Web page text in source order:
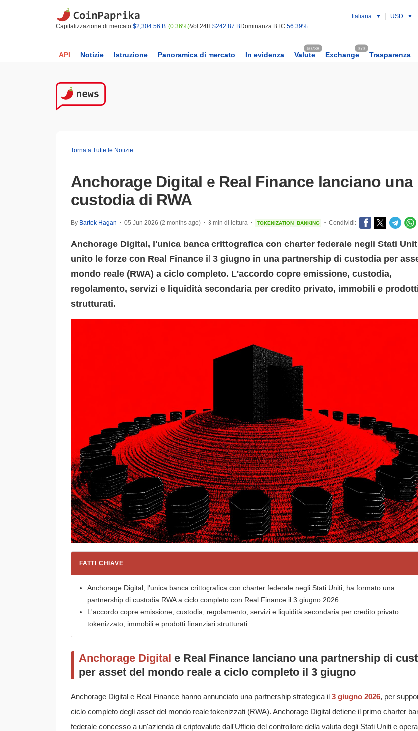
Capitalizzazione di mercato:$2,304.56 B (0.36%)Vol 24H:$242.87 BDominanza BTC:56.39%
Italiana USD
API Notizie Istruzione Panoramica di mercato In evidenza Valute
60738
Exchange
373
Trasparenza
Torna a Tutte le Notizie
Anchorage Digital e Real Finance lanciano
custodia di RWA
By Bartek Hagan • 05 Jun 2026 (2 months ago) • 3 min di lettura • TOKENIZATION BANKING • Condividi:
Anchorage Digital, l'unica banca crittografica con charter federale negli Stati
unito le forze con Real Finance il 3 giugno in una partnership di custodia per
mondo reale (RWA) a ciclo completo. L'accordo copre emissione, custodia,
regolamento, servizi e liquidità secondaria per credito privato, immobili e prodotti
strutturati.
FATTI CHIAVE
Anchorage Digital, l'unica banca crittografica con charter federale negli Stati Uniti, ha formato una
partnership di custodia RWA a ciclo completo con Real Finance il 3 giugno 2026.
L'accordo copre emissione, custodia, regolamento, servizi e liquidità secondaria per credito privato
tokenizzato, immobili e prodotti finanziari strutturati.
Anchorage Digital e Real Finance lanciano una partnership di
per asset del mondo reale a ciclo completo il 3 giugno
Anchorage Digital e Real Finance hanno annunciato una partnership strategica il 3 giugno 2026, per
ciclo completo degli asset del mondo reale tokenizzati (RWA). Anchorage Digital detiene il primo charter
federale concesso a un'azienda di criptovalute dall'Ufficio del controllore della valuta degli Stati Uniti e